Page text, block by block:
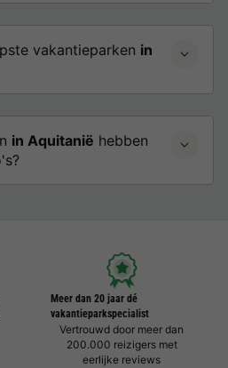
vakantieparken in
in Aquitanië hebben
Meer dan 20 jaar dé
vakantieparkspecialist
Vertrouwd door meer dan
200.000 reizigers met
eerlijke reviews